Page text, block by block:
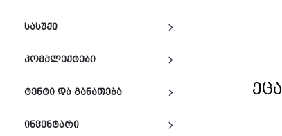
ᲡᲐᲡᲣᲥᲘ
ᲙᲝᲛᲞᲚᲔᲥᲢᲔᲑᲘ
ᲢᲔᲜᲢᲘ ᲓᲐ ᲒᲐᲜᲐᲗᲔᲑᲐ
ᲘᲜᲕᲔᲜᲢᲐᲠᲘ